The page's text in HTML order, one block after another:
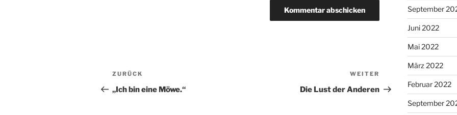
Beitragsnavigation
Vorheriger
Beitrag
ZURÜCK
„Ich bin eine Möwe.“
Nächster
Beitrag
WEITER
Die Lust der Anderen
September
Juni 2022
Mai 2022
März 2022
Februar 2022
September